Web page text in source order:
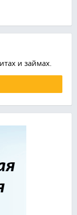
и займах.